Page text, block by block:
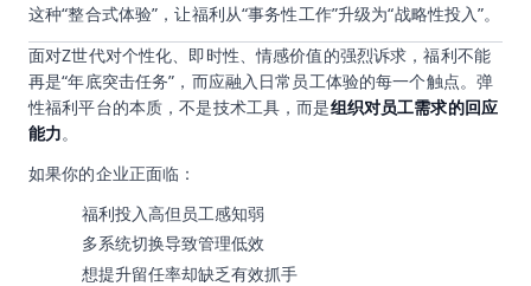
这种“整合式体验”，让福利从“事务性工作”升级为“战略性投入”。
面对Z世代对个性化、即时性、情感价值的强烈诉求，福利不能
再是“年底突击任务”，而应融入日常员工体验的每一个触点。弹
性福利平台的本质，不是技术工具，而是组织对员工需求的回应
能力。
如果你的企业正面临：
福利投入高但员工感知弱
多系统切换导致管理低效
想提升留任率却缺乏有效抓手